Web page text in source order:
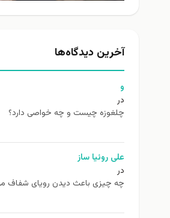
آخرین دیدگاه‌ها
و
در
چلغوزه چیست و چه خواصی دارد؟
علی روئیا ساز
در
چه چیزی باعث دیدن رویای شفاف